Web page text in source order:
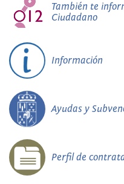
También te
Ciudadano
Información
Ayudas y
Perfil de